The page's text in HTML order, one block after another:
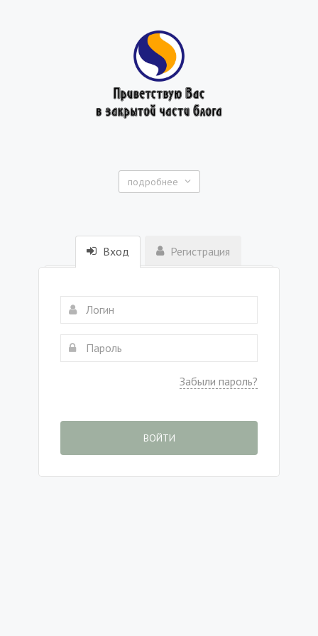
подробнее
Вход Регистрация
Забыли пароль?
ВОЙТИ